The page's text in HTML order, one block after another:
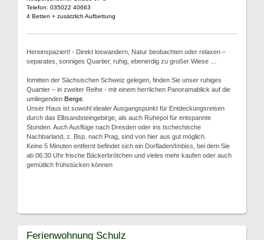
Telefon: 035022 40663
4 Betten + zusätzlich Aufbettung
Hereinspaziert! - Direkt loswandern, Natur beobachten oder relaxen –
separates, sonniges Quartier, ruhig, ebenerdig zu großer Wiese …
Inmitten der Sächsischen Schweiz gelegen, finden Sie unser ruhiges
Quartier – in zweiter Reihe - mit einem herrlichen Panoramablick auf die
umliegenden Berge
Unser Haus ist sowohl idealer Ausgangspunkt für Entdeckungsreisen
durch das Elbsandsteingebirge, als auch Ruhepol für entspannte
Stunden. Auch Ausflüge nach Dresden oder ins tschechische
Nachbarland, z. Bsp. nach Prag, sind von hier aus gut möglich.
Keine 5 Minuten entfernt befindet sich ein Dorfladen/Imbiss, bei dem Sie
ab 06:30 Uhr frische Bäckerbrötchen und vieles mehr kaufen oder auch
gemütlich frühstücken können
Ferienwohnung Schulz